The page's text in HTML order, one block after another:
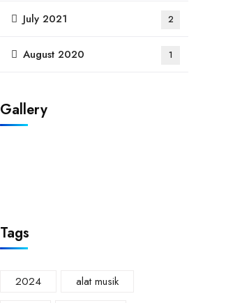
July 2021 2
August 2020 1
Gallery
Tags
2024
alat musik